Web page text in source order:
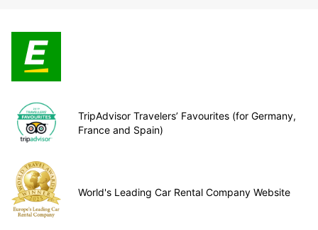
TripAdvisor Travelers’ Favourites (for Germany,
France and Spain)
World's Leading Car Rental Company Website